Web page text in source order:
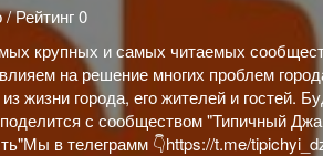
Рейтинг 0
крупных и самых читаемых
на решение многих проблем
жизни города, его жителей и гостей.
с сообществом "Типичный
в телеграмм 👇https://t.me/